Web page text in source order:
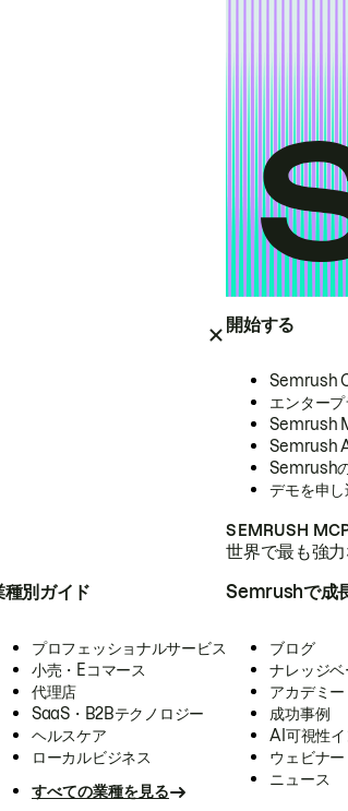
開始する
Semrush
エンター
Semrush
Semrush
Semrush
デモを申し
SEMRUSH
世界で最も強
種別ガイド
プロフェッショナルサービス
小売・Eコマース
代理店
SaaS・B2Bテクノロジー
ヘルスケア
ローカルビジネス
すべての業種を見る
Semrushで成
ブログ
ナレッジベ
アカデミー
成功事例
AI可視性
ウェビナー
ニュース